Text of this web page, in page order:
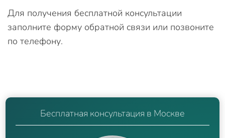
Для получения бесплатной консультации
заполните форму обратной связи или позвоните
по телефону.
Бесплатная консультация в Москве